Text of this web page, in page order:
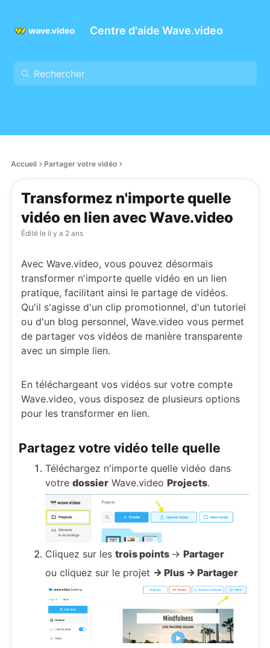
Centre d'aide Wave.video
Accueil Partager votre vidéo
Transformez n'importe quelle
vidéo en lien avec Wave.video
Édité le il y a 2 ans
Avec Wave.video, vous pouvez désormais
transformer n'importe quelle vidéo en un lien
pratique, facilitant ainsi le partage de vidéos.
Qu'il s'agisse d'un clip promotionnel, d'un tutoriel
ou d'un blog personnel, Wave.video vous permet
de partager vos vidéos de manière transparente
avec un simple lien.
En téléchargeant vos vidéos sur votre compte
Wave.video, vous disposez de plusieurs options
pour les transformer en lien.
Partagez votre vidéo telle quelle
Téléchargez n'importe quelle vidéo dans
votre dossier Wave.video Projects.
Cliquez sur les trois points -> Partager
ou cliquez sur le projet -> Plus -> Partager